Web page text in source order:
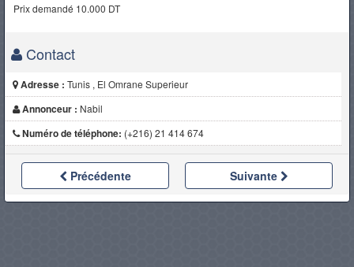
Prix demandé 10.000 DT
Contact
Adresse : Tunis , El Omrane Superieur
Annonceur : Nabil
Numéro de téléphone: (+216) 21 414 674
Précédente Suivante